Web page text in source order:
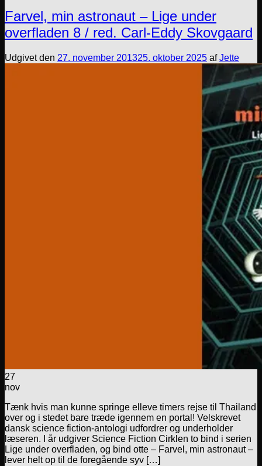
Farvel, min astronaut – Lige under
overfladen 8 / red. Carl-Eddy Skovgaard
Udgivet den 27. november 201325. oktober 2025 afJette
27
nov
Tænk hvis man kunne springe elleve timers rejse til Thailand
over og i stedet bare træde igennem en portal! Velskrevet
dansk science fiction-antologi udfordrer og underholder
læseren. I år udgiver Science Fiction Cirklen to bind i serien
Lige under overfladen, og bind otte – Farvel, min astronaut –
lever helt op til de foregående syv […]